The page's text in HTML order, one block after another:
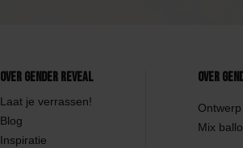
Over Gender Reveal
Laat je verrassen!
Blog
Inspiratie
Over
Mix